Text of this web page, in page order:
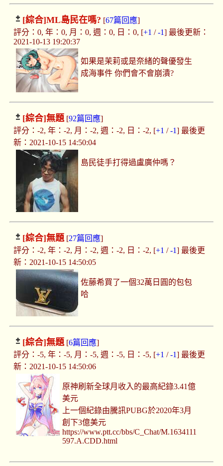
[綜合]ML島民在嗎? [67篇回應]
評分：0, 年：0, 月：0, 週：0, 日：0, [+1 /-1] 最後更新：
2021-10-13 19:20:37
如果是茉莉或是奈緒的聲優發生
成海事件 你們會不會崩潰?
[綜合]無題[92篇回應]
評分：-2, 年：-2, 月：-2, 週：-2, 日：-2, [+1 /-1] 最後更
新：2021-10-15 14:50:04
島民徒手打得過盧廣仲嗎？
[綜合]無題[27篇回應]
評分：-2, 年：-2, 月：-2, 週：-2, 日：-2, [+1 /-1] 最後更
新：2021-10-15 14:50:05
佐藤希買了一個32萬日圓的包包
哈
[綜合]無題[6篇回應]
評分：-5, 年：-5, 月：-5, 週：-5, 日：-5, [+1 /-1] 最後更
新：2021-10-15 14:50:06
原神刷新全球月收入的最高紀錄3.41億
美元
上一個紀錄由騰訊PUBG於2020年3月
創下3億美元
https://www.ptt.cc/bbs/C_Chat/M.1634111
597.A.CDD.html